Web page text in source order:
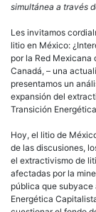
simultánea a través
Les invitamos
litio en México:
por la Red Mexicana
Canadá, – una
presentamos un
expansión del
Transición
Hoy, el litio de
de las discusiones,
el extractivismo de
afectadas por la
pública que
Energética